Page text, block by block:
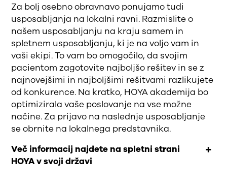
Za bolj osebno obravnavo ponujamo tudi
usposabljanja na lokalni ravni. Razmislite o
našem usposabljanju na kraju samem in
spletnem usposabljanju, ki je na voljo vam in
vaši ekipi. To vam bo omogočilo, da svojim
pacientom zagotovite najboljšo rešitev in se z
najnovejšimi in najboljšimi rešitvami razlikujete
od konkurence. Na kratko, HOYA akademija bo
optimizirala vaše poslovanje na vse možne
načine. Za prijavo na naslednje usposabljanje
se obrnite na lokalnega predstavnika.
Več informacij najdete na spletni strani
HOYA v svoji državi